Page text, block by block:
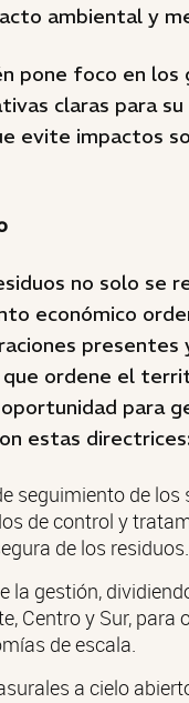
ambiental y
pone foco en los
claras para
evite impactos
no solo se
económico
ordene el
para
estas
seguimiento de
de control y
de los residuos.
la gestión,
Centro y Sur,
de escala.
a cielo